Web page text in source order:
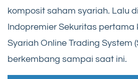
komposit saham syariah. Lalu
Indopremier Sekuritas pertama
Syariah Online Trading System
berkembang sampai saat ini.